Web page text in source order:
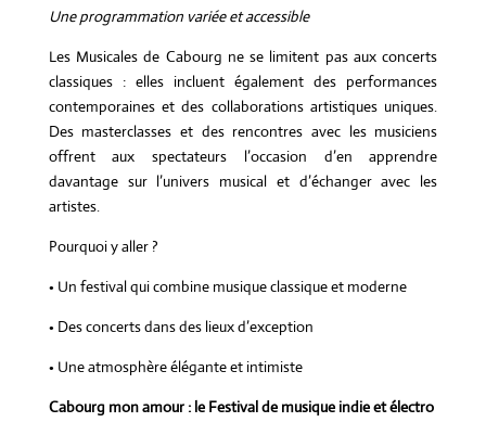
Une programmation variée et accessible
Les Musicales de Cabourg ne se limitent pas aux concerts
classiques : elles incluent également des performances
contemporaines et des collaborations artistiques uniques.
Des masterclasses et des rencontres avec les musiciens
offrent aux spectateurs l’occasion d’en apprendre
davantage sur l’univers musical et d’échanger avec les
artistes.
Pourquoi y aller ?
• Un festival qui combine musique classique et moderne
• Des concerts dans des lieux d’exception
• Une atmosphère élégante et intimiste
Cabourg mon amour : le Festival de musique indie et électro